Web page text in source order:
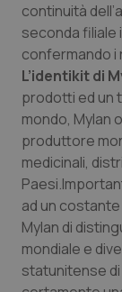
Basilicata
Calabria
Emilia-
Friuli
Lazio
Artrite &
Asma &
Car-T
Diabete
QS Club
continuità
seconda filiale
confermando
L’identikit di
prodotti ed un
mondo, Mylan
produttore
medicinali,
ad un
Mylan di
mondiale e
statunitense di